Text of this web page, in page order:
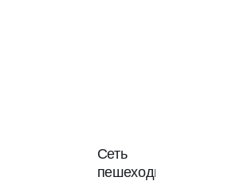
Сеть
пешеходных